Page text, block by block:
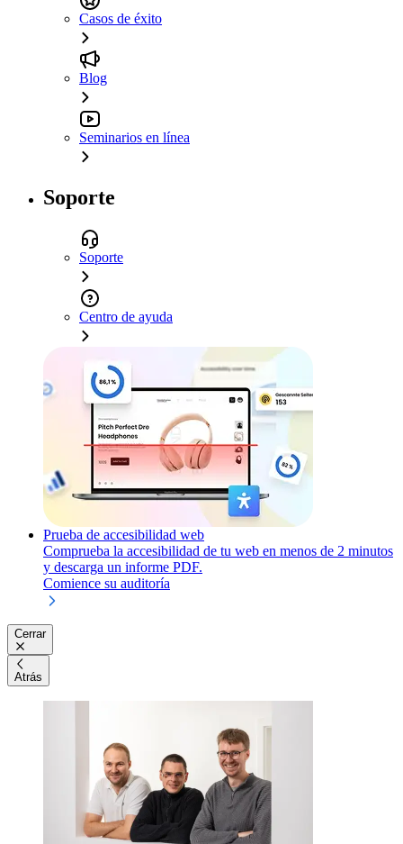
Casos de éxito
Blog
Seminarios en línea
Soporte
Soporte
Centro de ayuda
Prueba de accesibilidad web
Comprueba la accesibilidad de tu web en menos de 2 minutos
y descarga un informe PDF.
Comience su auditoría
Cerrar
Atrás